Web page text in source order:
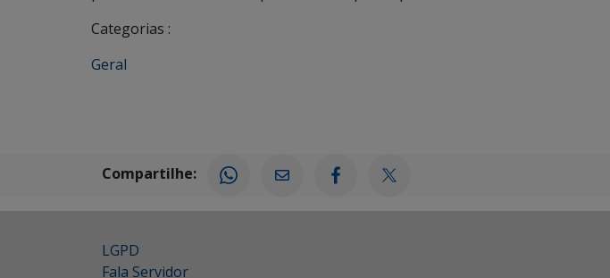
Categorias :
Geral
Compartilhe:
LGPD
Fala Servidor